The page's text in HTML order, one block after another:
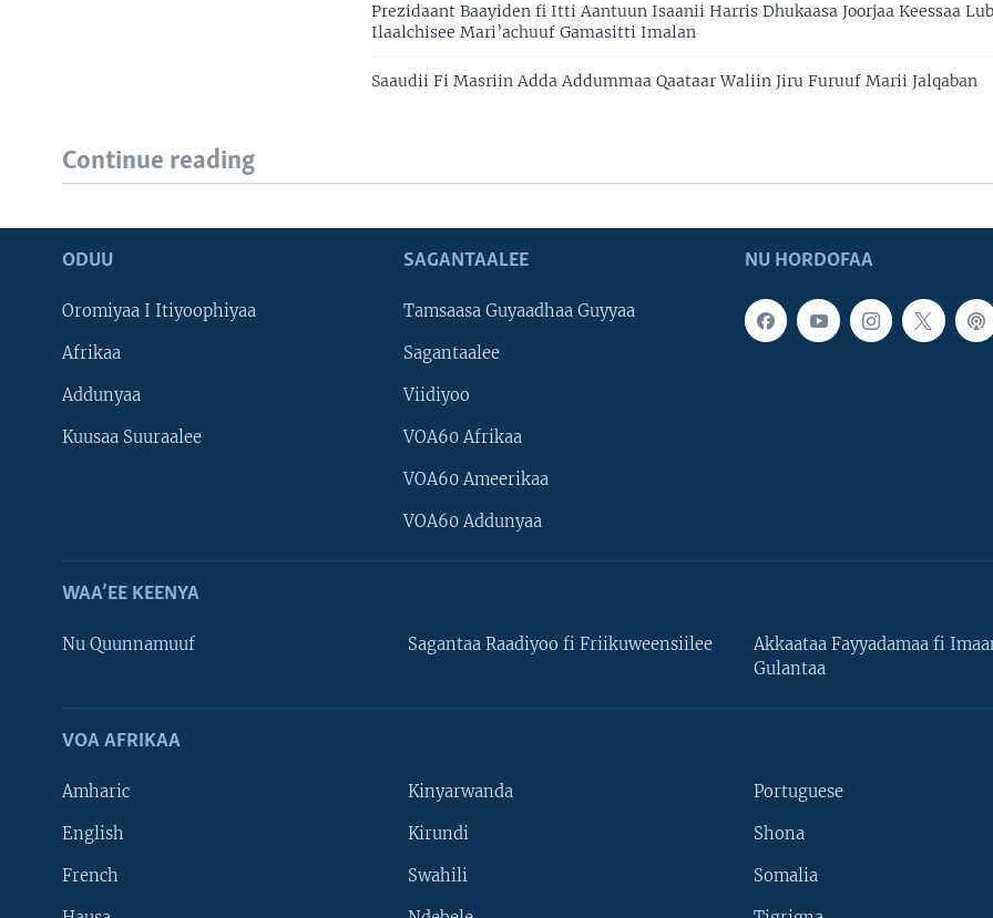
NU HORDOFAA
Prezidaant Baayiden fi Itti Aantuun Isaanii Harris Dhukaasa Joorjaa Keessaa
Ilaalchisee Mari’achuuf Gamasitti Imalan
Saaudii Fi Masriin Adda Addummaa Qaataar Waliin Jiru Furuuf Marii Jalqaban
Continue reading
NU HORDOFAA
ODUU
Oromiyaa I Itiyoophiyaa
Afrikaa
Addunyaa
Kuusaa Suuraalee
SAGANTAALEE
Tamsaasa Guyaadhaa Guyyaa
Sagantaalee
Viidiyoo
VOA60 Afrikaa
VOA60 Ameerikaa
VOA60 Addunyaa
WAA’EE KEENYA
Nu Quunnamuuf Sagantaa Raadiyoo fi Friikuweensiilee
Akkaataa Fayyadamaa fi
Gulantaa
VOA AFRIKAA
Amharic
English
French
Kinyarwanda
Kirundi
Swahili
Portuguese
Shona
Somalia